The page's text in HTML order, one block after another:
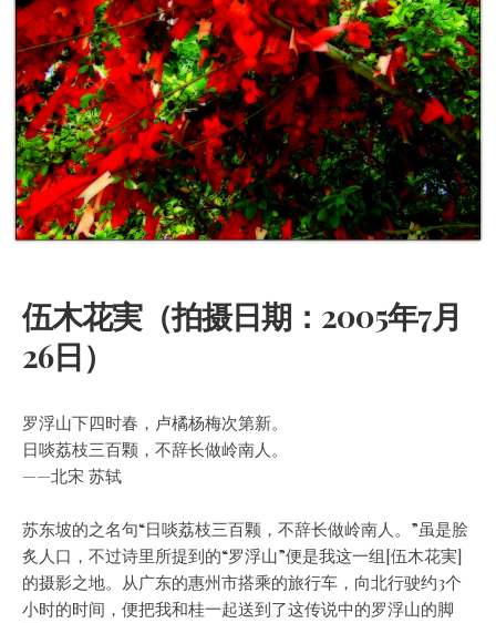
伍木花実（拍摄日期：2005年7月
26日）
罗浮山下四时春，卢橘杨梅次第新。
日啖荔枝三百颗，不辞长做岭南人。
——北宋 苏轼
苏东坡的之名句“日啖荔枝三百颗，不辞长做岭南人。”虽是脍
炙人口，不过诗里所提到的“罗浮山”便是我这一组[伍木花実]
的摄影之地。从广东的惠州市搭乘的旅行车，向北行驶约3个
小时的时间，便把我和桂一起送到了这传说中的罗浮山的脚